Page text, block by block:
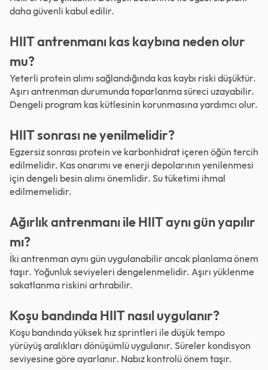
daha güvenli kabul edilir.
HIIT antrenmanı kas kaybına neden olur
mu?
Yeterli protein alımı sağlandığında kas kaybı riski düşüktür.
Aşırı antrenman durumunda toparlanma süreci uzayabilir.
Dengeli program kas kütlesinin korunmasına yardımcı olur.
HIIT sonrası ne yenilmelidir?
Egzersiz sonrası protein ve karbonhidrat içeren öğün tercih
edilmelidir. Kas onarımı ve enerji depolarının yenilenmesi
için dengeli besin alımı önemlidir. Su tüketimi ihmal
edilmemelidir.
Ağırlık antrenmanı ile HIIT aynı gün yapılır
mı?
İki antrenman aynı gün uygulanabilir ancak planlama önem
taşır. Yoğunluk seviyeleri dengelenmelidir. Aşırı yüklenme
sakatlanma riskini artırabilir.
Koşu bandında HIIT nasıl uygulanır?
Koşu bandında yüksek hız sprintleri ile düşük tempo
yürüyüş aralıkları dönüşümlü uygulanır. Süreler kondisyon
seviyesine göre ayarlanır. Nabız kontrolü önem taşır.